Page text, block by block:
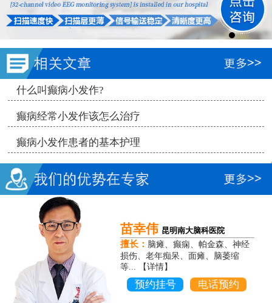
什么叫癫病小发作?
癫病经常小发作该怎么治疗
癫病小发作患者的基本护理
苗幸伟 昆明南大脑科医院
擅长： 脑瘫、癫痫、帕金森、神经
损伤、老年痴呆、面瘫、脑萎缩
等... 【详情】
预约挂号 电话预约